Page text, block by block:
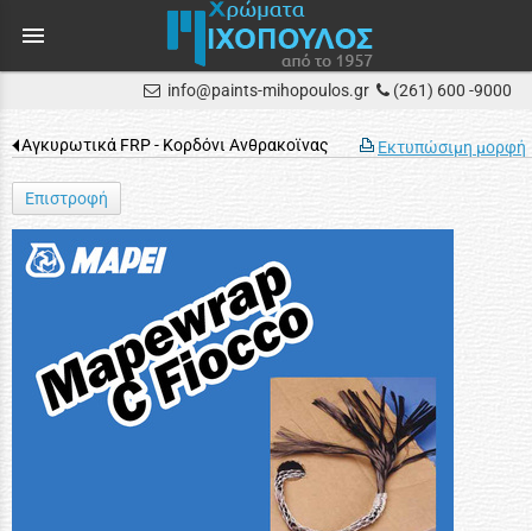
menu
info@paints-mihopoulos.gr (261) 600 -9000
Εκτυπώσιμη μορφή
Αγκυρωτικά FRP - Κορδόνι Ανθρακοϊνας
Επιστροφή